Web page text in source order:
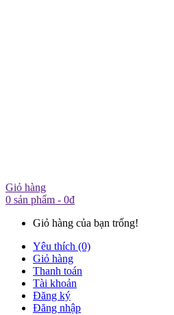
Giỏ hàng
0 sản phẩm - 0đ
Giỏ hàng của bạn trống!
Yêu thích (0)
Giỏ hàng
Thanh toán
Tài khoản
Đăng ký
Đăng nhập